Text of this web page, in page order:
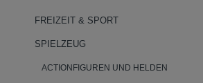
FREIZEIT & SPORT
SPIELZEUG
ACTIONFIGUREN UND HELDEN